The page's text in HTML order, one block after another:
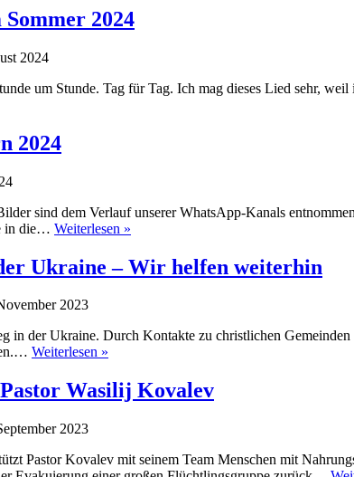
Gottes
Ukraine
2024
2024
um Stunde. Tag für Tag. Ich mag dieses Lied sehr,
2024
sind dem Verlauf unserer WhatsApp-Kanals
in die… Weiterlesen »
2024
Ukraine – Wir helfen weiterhin
2023
in der Ukraine. Durch Kontakte zu christlichen
Weiterlesen »
Krieg
in
Wir
Wasilij Kovalev
2023
Pastor Kovalev mit seinem Team Menschen mit